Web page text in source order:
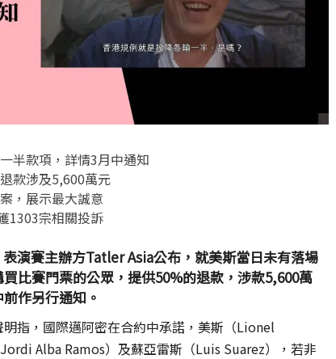
半款項，詳情3月中通知
款涉及5,600萬元
，展示最大誠意
1303宗相關投訴
演賽主辦方Tatler Asia公布，就美斯當日未有落場
比賽門票的公眾，提供50%的退款，涉款5,600萬
作另行通知。
指，國際邁阿密在合約中承諾，美斯（Lionel
Alba Ramos）及蘇亞雷斯（Luis Suarez），若非